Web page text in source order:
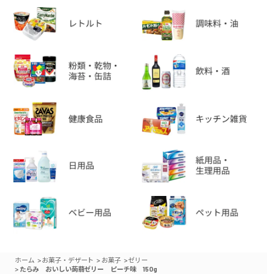
ホーム >お菓子・デザート > お菓子 >ゼリー
> たらみ おいしい蒟蒻ゼリー ピーチ味 150g